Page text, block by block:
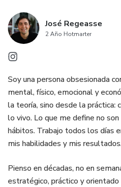
Sin relleno. Sin humo. Sin excusas.
Solo lo esencial para empezar a
José Regeasse
2 Año Hotmarter
Soy una persona obsesionada
mental, físico, emocional y
la teoría, sino desde la práctica:
lo vivo. Lo que me define no
hábitos. Trabajo todos los días
mis habilidades y mis
Pienso en décadas, no en
estratégico, práctico y